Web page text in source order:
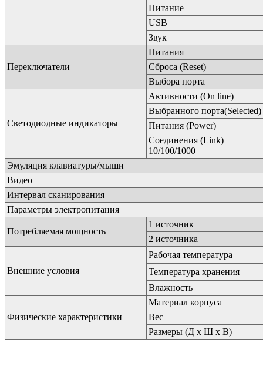
Питание
USB
Звук
Переключатели
Питания
Сброса (Reset)
Выбора порта
Светодиодные индикаторы
Активности (On line)
Выбранного порта(Selected)
Питания (Power)
Соединения (Link)
10/100/1000
Эмуляция клавиатуры/мыши
Видео
Интервал сканирования
Параметры электропитания
Потребляемая мощность
1 источник
2 источника
Внешние условия
Рабочая температура
Температура хранения
Влажность
Физические характеристики
Материал корпуса
Вес
Размеры (Д x Ш x В)